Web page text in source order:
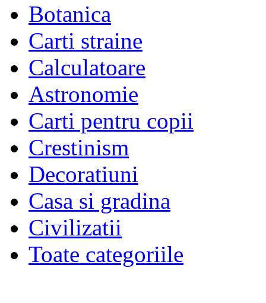
Botanica
Carti straine
Calculatoare
Astronomie
Carti pentru copii
Crestinism
Decoratiuni
Casa si gradina
Civilizatii
Toate categoriile